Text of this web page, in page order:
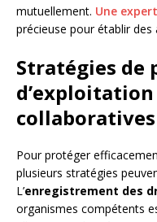
mutuellement. Une
précieuse pour établir
Stratégies de
collaboratives
Pour protéger
plusieurs stratégies
L’enregistrement des
organismes compétents